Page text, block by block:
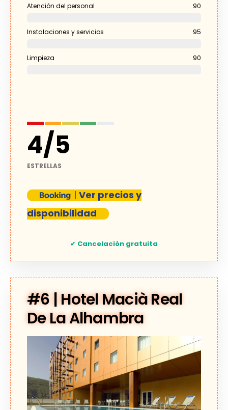
Atención del personal 90
Instalaciones y servicios 95
Limpieza 90
4/5
ESTRELLAS
| Ver precios y
disponibilidad
✔ Cancelación gratuita
#6 | Hotel Macià Real
De La Alhambra